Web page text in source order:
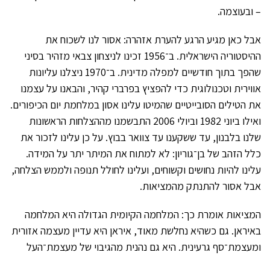
– ובעוצמה.
אבל כאן מגיע הרגע להערת אזהרה: אסור לנו לשכוח את
ההיסטוריה הישראלית. ב־1956 זכינו לניצחון צבאי מזהיר בסיני
שהפך בתוך חודשיים למפלה מדינית. ב־1970 ניצלנו עליונות
אווירית וטכנולוגית כדי להפציץ בפרברי קהיר, והבאנו על עצמנו
את הטילים הסובייטיים שהמיטו עלינו אסון במלחמת יום הכיפורים.
ואילו ביוני 1982 וביולי 2006 התבשמנו מההצלחות הראשונות
שלנו בלבנון, עד ששקענו עד צוואר בבוץ. על כן עלינו לזכור את
כלל הזהב של בן־גוריון: לא למתוח את המיתר יתר על המידה.
עלינו להיות נחושים וקשוחים, ועלינו לחולל תנופה ולממש הצלחה,
אבל אסור להתנתק מהמציאות.
המציאות אומרת כך: המלחמה הקיומית הגדולה היא המלחמה
באיראן. גם כשהיא נחלשת מאוד, איראן היא עדיין מעצמה אזורית
ומעצמת־סף גרעינית. היא גם נהנית מהגיבוי של מעצמת־העל